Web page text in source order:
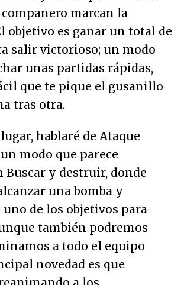
marcan la
objetivo es ganar un total de
salir victorioso; un modo
unas partidas rápidas,
que te pique el gusanillo
tras otra.
hablaré de Ataque
modo que parece
Buscar y destruir, donde
una bomba y
de los objetivos para
también podremos
a todo el equipo
novedad es que